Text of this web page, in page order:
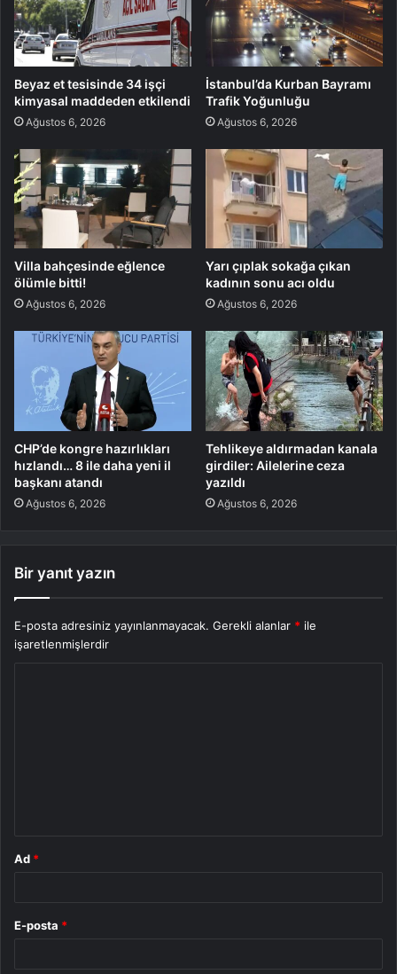
Beyaz et tesisinde 34 işçi
kimyasal maddeden etkilendi
Ağustos 6, 2026
İstanbul’da Kurban Bayramı
Trafik Yoğunluğu
Ağustos 6, 2026
Villa bahçesinde eğlence
ölümle bitti!
Ağustos 6, 2026
Yarı çıplak sokağa çıkan
kadının sonu acı oldu
Ağustos 6, 2026
CHP’de kongre hazırlıkları
hızlandı… 8 ile daha yeni il
başkanı atandı
Ağustos 6, 2026
Tehlikeye aldırmadan kanala
girdiler: Ailelerine ceza
yazıldı
Ağustos 6, 2026
Bir yanıt yazın
E-posta adresiniz yayınlanmayacak. Gerekli alanlar * ile
işaretlenmişlerdir
Ad *
E-posta *